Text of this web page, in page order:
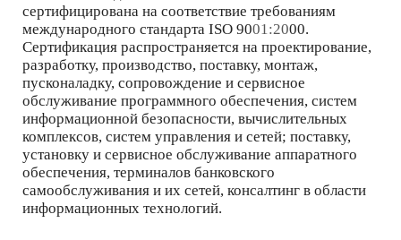
сертифицирована на соответствие требованиям
международного стандарта ISO 9001:2000.
Сертификация распространяется на проектирование,
разработку, производство, поставку, монтаж,
пусконаладку, сопровождение и сервисное
обслуживание программного обеспечения, систем
информационной безопасности, вычислительных
комплексов, систем управления и сетей; поставку,
установку и сервисное обслуживание аппаратного
обеспечения, терминалов банковского
самообслуживания и их сетей, консалтинг в области
информационных технологий.